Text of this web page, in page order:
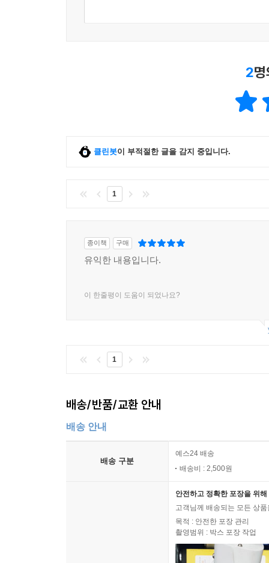
2
클린봇이 부적절한 글을 감지 중입니다.
1
종이책 구매
유익한 내용입니다.
이 한줄평이 도움이 되었나요?
1
배송/반품/교환 안내
배송 안내
배송 구분
예스24 배송
배송비 : 2,500원
안전하고 정확한 포장을 위
고객님께 배송되는 모든 상
목적 : 안전한 포장 관리
촬영범위 : 박스 포장 작업